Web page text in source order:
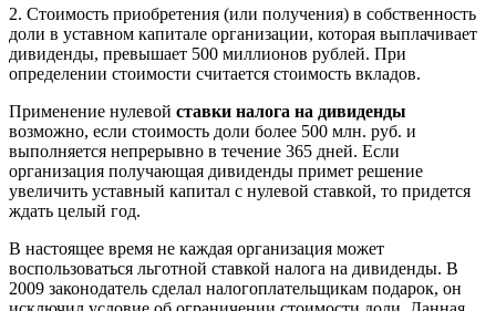
2. Стоимость приобретения (или получения) в собственность
доли в уставном капитале организации, которая выплачивает
дивиденды, превышает 500 миллионов рублей. При
определении стоимости считается стоимость вкладов.
Применение нулевой ставки налога на дивиденды
возможно, если стоимость доли более 500 млн. руб. и
выполняется непрерывно в течение 365 дней. Если
организация получающая дивиденды примет решение
увеличить уставный капитал с нулевой ставкой, то придется
ждать целый год.
В настоящее время не каждая организация может
воспользоваться льготной ставкой налога на дивиденды. В
2009 законодатель сделал налогоплательщикам подарок, он